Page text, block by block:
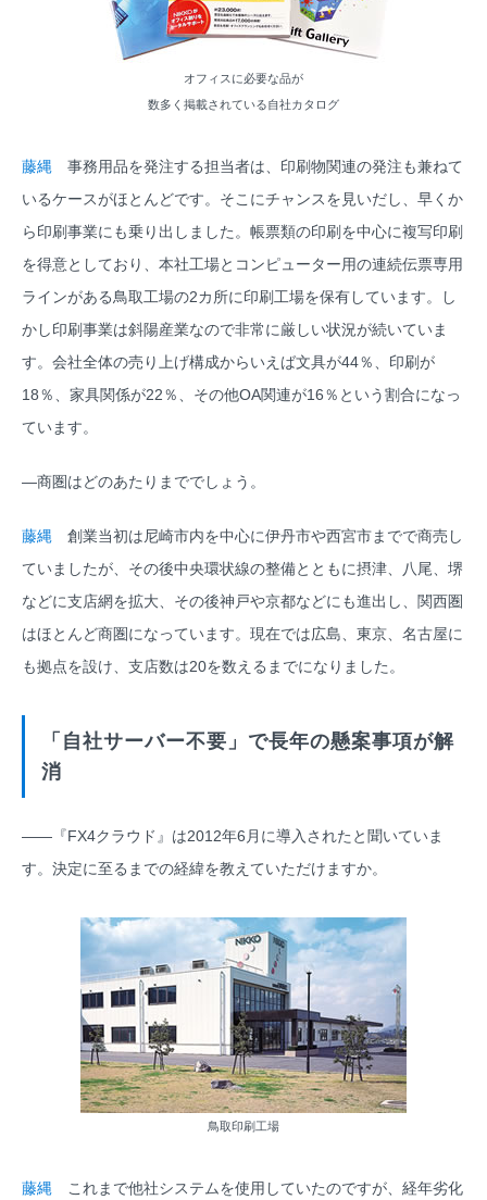
オフィスに必要な品が
数多く掲載されている自社カタログ
藤縄 事務用品を発注する担当者は、印刷物関連の発注も兼ねて
いるケースがほとんどです。そこにチャンスを見いだし、早くか
ら印刷事業にも乗り出しました。帳票類の印刷を中心に複写印刷
を得意としており、本社工場とコンピューター用の連続伝票専用
ラインがある鳥取工場の2カ所に印刷工場を保有しています。し
かし印刷事業は斜陽産業なので非常に厳しい状況が続いていま
す。会社全体の売り上げ構成からいえば文具が44％、印刷が
18％、家具関係が22％、その他OA関連が16％という割合になっ
ています。
―商圏はどのあたりまででしょう。
藤縄 創業当初は尼崎市内を中心に伊丹市や西宮市までで商売し
ていましたが、その後中央環状線の整備とともに摂津、八尾、堺
などに支店網を拡大、その後神戸や京都などにも進出し、関西圏
はほとんど商圏になっています。現在では広島、東京、名古屋に
も拠点を設け、支店数は20を数えるまでになりました。
「自社サーバー不要」で長年の懸案事項が解
消
――『FX4クラウド』は2012年6月に導入されたと聞いていま
す。決定に至るまでの経緯を教えていただけますか。
鳥取印刷工場
藤縄 これまで他社システムを使用していたのですが、経年劣化